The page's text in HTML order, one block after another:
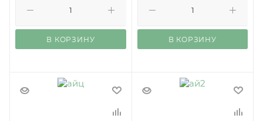
В КОРЗИНУ В КОРЗИНУ